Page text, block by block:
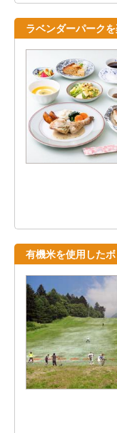
ラベンダーパーク
有機米を使用した